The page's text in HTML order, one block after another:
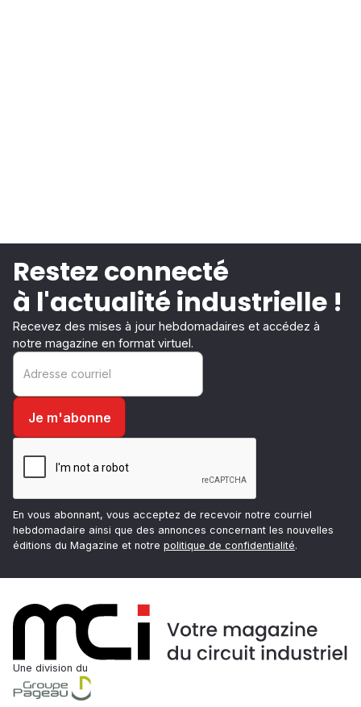
Restez connecté
à l'actualité industrielle !
Recevez des mises à jour hebdomadaires et accédez à
notre magazine en format virtuel.
En vous abonnant, vous acceptez de recevoir notre courriel
hebdomadaire ainsi que des annonces concernant les nouvelles
éditions du Magazine et notre politique de confidentialité.
Une division du